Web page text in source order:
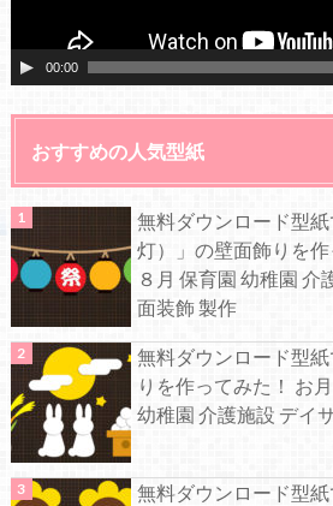
00:00
おすすめの人気型紙
無料ダウンロード型
灯）」の壁面飾りを
８月 保育園 幼稚園 介
面装飾 製作
無料ダウンロード型
りを作ってみた！ お
幼稚園 介護施設 デイ
無料ダウンロード型